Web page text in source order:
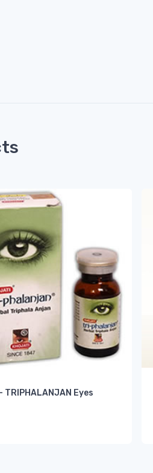
TRIPHALANJAN Eyes